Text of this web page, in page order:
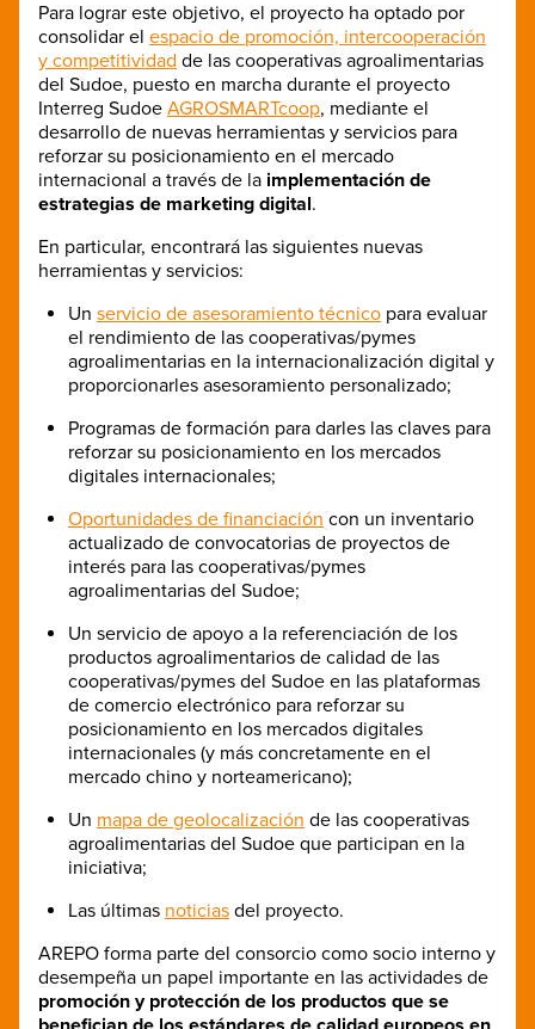
Para lograr este objetivo, el proyecto ha optado por
consolidar el espacio de promoción, intercooperación
y competitividad de las cooperativas agroalimentarias
del Sudoe, puesto en marcha durante el proyecto
Interreg Sudoe AGROSMARTcoop, mediante el
desarrollo de nuevas herramientas y servicios para
reforzar su posicionamiento en el mercado
internacional a través de la implementación de
estrategias de marketing digital.
En particular, encontrará las siguientes nuevas
herramientas y servicios:
Un servicio de asesoramiento técnico para evaluar
el rendimiento de las cooperativas/pymes
agroalimentarias en la internacionalización digital y
proporcionarles asesoramiento personalizado;
Programas de formación para darles las claves para
reforzar su posicionamiento en los mercados
digitales internacionales;
Oportunidades de financiación con un inventario
actualizado de convocatorias de proyectos de
interés para las cooperativas/pymes
agroalimentarias del Sudoe;
Un servicio de apoyo a la referenciación de los
productos agroalimentarios de calidad de las
cooperativas/pymes del Sudoe en las plataformas
de comercio electrónico para reforzar su
posicionamiento en los mercados digitales
internacionales (y más concretamente en el
mercado chino y norteamericano);
Un mapa de geolocalización de las cooperativas
agroalimentarias del Sudoe que participan en la
iniciativa;
Las últimas noticias del proyecto.
AREPO forma parte del consorcio como socio interno y
desempeña un papel importante en las actividades de
promoción y protección de los productos que se